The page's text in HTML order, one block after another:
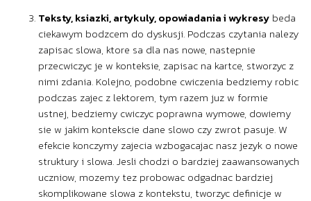
Teksty, ksiazki, artykuly, opowiadania i wykresy beda
ciekawym bodzcem do dyskusji. Podczas czytania nalezy
zapisac slowa, ktore sa dla nas nowe, nastepnie
przecwiczyc je w konteksie, zapisac na kartce, stworzyc z
nimi zdania. Kolejno, podobne cwiczenia bedziemy robic
podczas zajec z lektorem, tym razem juz w formie
ustnej, bedziemy cwiczyc poprawna wymowe, dowiemy
sie w jakim kontekscie dane slowo czy zwrot pasuje. W
efekcie konczymy zajecia wzbogacajac nasz jezyk o nowe
struktury i slowa. Jesli chodzi o bardziej zaawansowanych
uczniow, mozemy tez probowac odgadnac bardziej
skomplikowane slowa z kontekstu, tworzyc definicje w